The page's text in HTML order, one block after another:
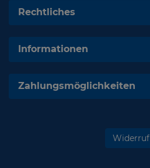
Rechtliches
Informationen
Zahlungsmöglichkeiten
Widerruf